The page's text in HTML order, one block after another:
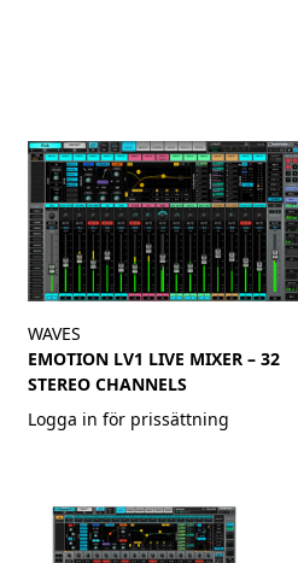
WAVES
EMOTION LV1 LIVE MIXER – 32
STEREO CHANNELS
Logga in för prissättning